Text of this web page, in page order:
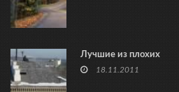
Лучшие из плохих
18.11.2011